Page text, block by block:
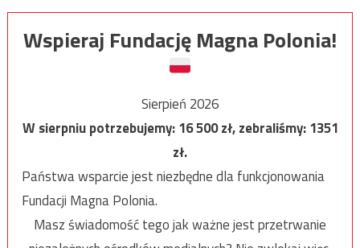
Wspieraj Fundację Magna Polonia!
Sierpień 2026
W sierpniu potrzebujemy:16 500zł, zebraliśmy:1351
zł.
Państwa wsparcie jest niezbędne dla funkcjonowania
Fundacji Magna Polonia.
Masz świadomość tego jak ważne jest przetrwanie